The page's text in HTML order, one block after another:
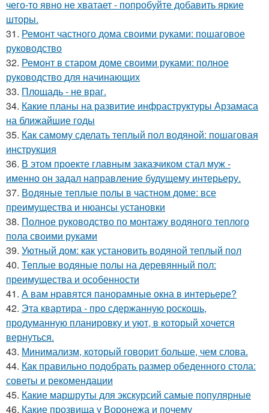
чего-то явно не хватает - попробуйте добавить яркие
шторы.
31. Ремонт частного дома своими руками: пошаговое
руководство
32. Ремонт в старом доме своими руками: полное
руководство для начинающих
33. Площадь - не враг.
34. Какие планы на развитие инфраструктуры Арзамаса
на ближайшие годы
35. Как самому сделать теплый пол водяной: пошаговая
инструкция
36. В этом проекте главным заказчиком стал муж -
именно он задал направление будущему интерьеру.
37. Водяные теплые полы в частном доме: все
преимущества и нюансы установки
38. Полное руководство по монтажу водяного теплого
пола своими руками
39. Уютный дом: как установить водяной теплый пол
40. Теплые водяные полы на деревянный пол:
преимущества и особенности
41. А вам нравятся панорамные окна в интерьере?
42. Эта квартира - про сдержанную роскошь,
продуманную планировку и уют, в который хочется
вернуться.
43. Минимализм, который говорит больше, чем слова.
44. Как правильно подобрать размер обеденного стола:
советы и рекомендации
45. Какие маршруты для экскурсий самые популярные
46. Какие прозвища у Воронежа и почему